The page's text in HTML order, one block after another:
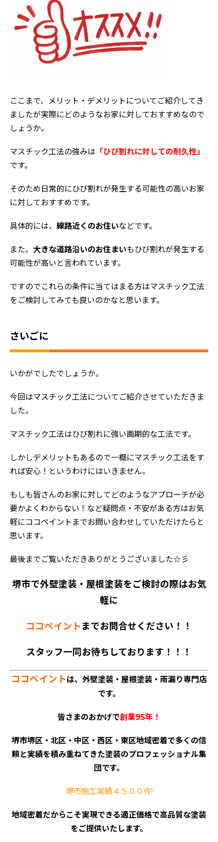
選ばれる理由
ここまで、メリット・デメリットについてご紹介してき
ましたが実際にどのようなお家に対しておすすめなので
しょうか。
マスチック工法の強みは 「ひび割れに対しての耐久性」
です。
そのため日常的にひび割れが発生する可能性の高いお家
に対しておすすめです。
具体的には、 線路近くのお住いなどです。
また、 大きな道路沿いのお住まいもひび割れが発生する
可能性が高いと言われています。
ですのでこれらの条件に当てはまる方はマスチック工法
をご検討してみても良いのかなと思います。
さいごに
いかがでしたでしょうか。
今回はマスチック工法についてご紹介させていただきま
した。
マスチック工法はひび割れに強い画期的な工法です。
しかしデメリットもあるので一概にマスチック工法をす
れば安心！というわけにはいきません。
もしも皆さんのお家に対してどのようなアプローチが必
要かよくわからない！など疑問点・不安がある方はお気
軽にココペイントまでお問い合わせしていただけたらと
思います。
最後までご覧いただきありがとうございました☆彡
堺市で外壁塗装・屋根塗装をご検討の際はお気
軽に
ココペイント までお問合せください！！
スタッフ一同お待ちしております！！！
ココペイントは、外壁塗装・屋根塗装・雨漏り専門店
です。
皆さまのおかげで創業95年！
堺市堺区・北区・中区・西区・東区地域密着で多くの信
頼と実績を積み重ねてきた塗装のプロフェッショナル集
団です。
堺市施工実績４５００件!
地域密着だからこそ実現できる適正価格で高品質な塗装
をご提供いたします。